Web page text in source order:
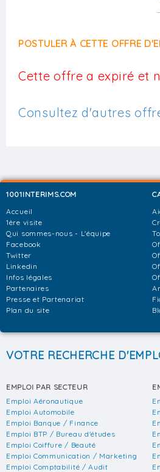
POSTULER À CETTE OFFRE
Cette offre a expiré et
Consultez d'autres
1001INTERIMS.COM
Accueil
1ère visite
Qui sommes-nous - L'équipe
Facebook
Twitter
Linkedin
Infos légales
Partenaires
Presse et Partenariat
Plan du site
VOTRE RECHERCHE
EMPLOI PAR SECTEUR
Emploi Aéronautique
Emploi Automobile
Emploi Banque / Finance
Emploi BTP / Bureau d'études
Emploi Coiffure / Beauté
Emploi Communication / Marketing
Emploi Comptabilité / Audit